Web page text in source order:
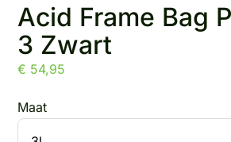
Acid Frame Bag
3 Zwart
€ 54,95
Maat